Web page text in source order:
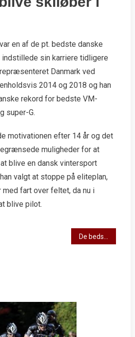
en af de pt. bedste danske
sin karriere tidligere
Danmark ved
2014 og 2018 og han
rekord for bedste VM-
super-G.
motivationen efter 14 år og det
muligheder for at
blive en dansk vintersport
valgt at stoppe på eliteplan,
fart over feltet, da nu i
blive pilot.